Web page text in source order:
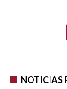
NOTICIAS